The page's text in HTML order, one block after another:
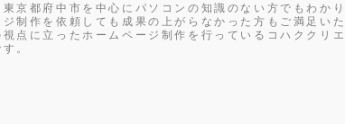
京都府中市を中心にパソコンの知識のない方でもわか
制作を依頼しても成果の上がらなかった方もご満足い
視点に立ったホームページ制作を行っているコハククリ
。